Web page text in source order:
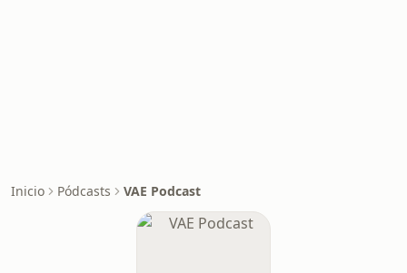
Inicio Pódcasts VAE Podcast